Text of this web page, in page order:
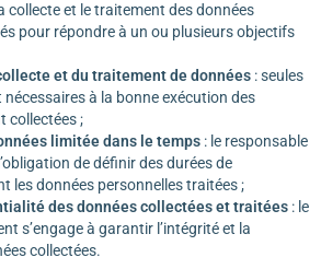
collecte et le traitement des données
pour répondre à un ou plusieurs objectifs
et du traitement de données : seules
à la bonne exécution des
collectées ;
limitée dans le temps : le responsable
de définir des durées de
les données personnelles traitées ;
des données collectées et traitées : le
s’engage à garantir l’intégrité et la
collectées.